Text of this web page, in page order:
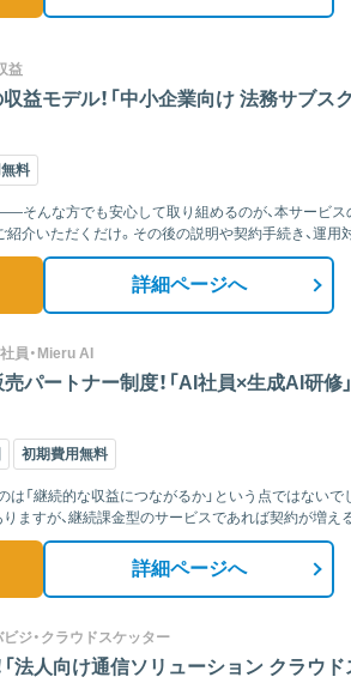
益
益モデル！「中小企業向け 法務サブス
料
そんな方でも安心して取り組めるのが、本サービス
介いただくだけ。その後の説明や契約手続き、運用
詳細ページへ
員・Mieru AI
パートナー制度！「AI社員×生成AI研修
初期費用無料
「継続的な収益につながるか」という点ではないで
ますが、継続課金型のサービスであれば契約が増え
詳細ページへ
ジ・クラウドスケッター
法人向け通信ソリューション クラウド